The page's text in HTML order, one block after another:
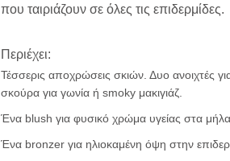
που ταιριάζουν σε όλες τις επιδερμίδες.
Περιέχει:
Τέσσερις αποχρώσεις σκιών. Δυο ανοιχτές
σκούρα για γωνία ή smoky μακιγιάζ.
Ένα blush για φυσικό χρώμα υγείας στα
Ένα bronzer για ηλιοκαμένη όψη στην